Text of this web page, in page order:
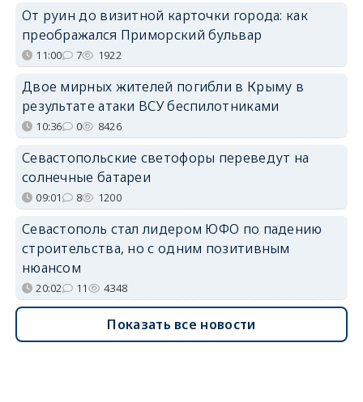
От руин до визитной карточки города: как
преображался Приморский бульвар
11:00 7 1922
Двое мирных жителей погибли в Крыму в
результате атаки ВСУ беспилотниками
10:36 0 8426
Севастопольские светофоры переведут на
солнечные батареи
09:01 8 1200
Севастополь стал лидером ЮФО по падению
строительства, но с одним позитивным
нюансом
20:02 11 4348
Показать все новости